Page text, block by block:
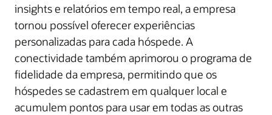
insights e relatórios em tempo real, a empresa
tornou possível oferecer experiências
personalizadas para cada hóspede. A
conectividade também aprimorou o programa de
fidelidade da empresa, permitindo que os
hóspedes se cadastrem em qualquer local e
acumulem pontos para usar em todas as outras